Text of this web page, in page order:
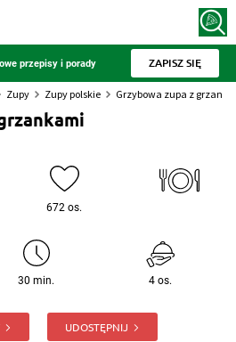
przepisy i porady ZAPISZ SIĘ
Zupy Zupy polskie Grzybowa zupa z
672 os.
30 min. 4 os.
UDOSTĘPNIJ